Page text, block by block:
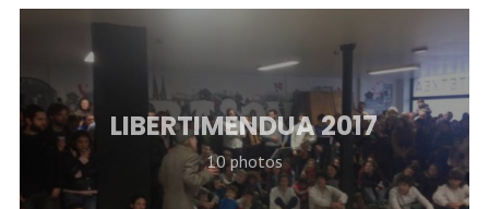
LIBERTIMENDUA 2017
10 photos